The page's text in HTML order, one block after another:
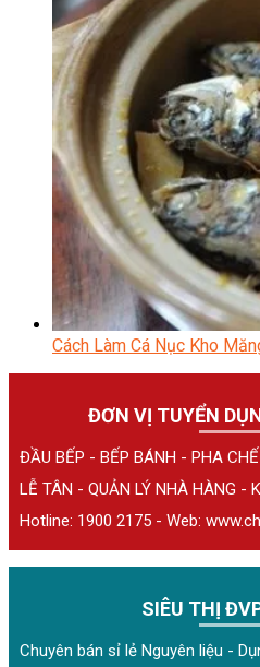
Cách Làm Cá Nục Kho
ĐƠN VỊ TUYỂN
ĐẦU BẾP - BẾP BÁNH - PHA
LỄ TÂN - QUẢN LÝ NHÀ HÀNG -
Hotline: 1900 2175 - Web:
SIÊU THỊ
Chuyên bán sỉ lẻ Nguyên liệu -